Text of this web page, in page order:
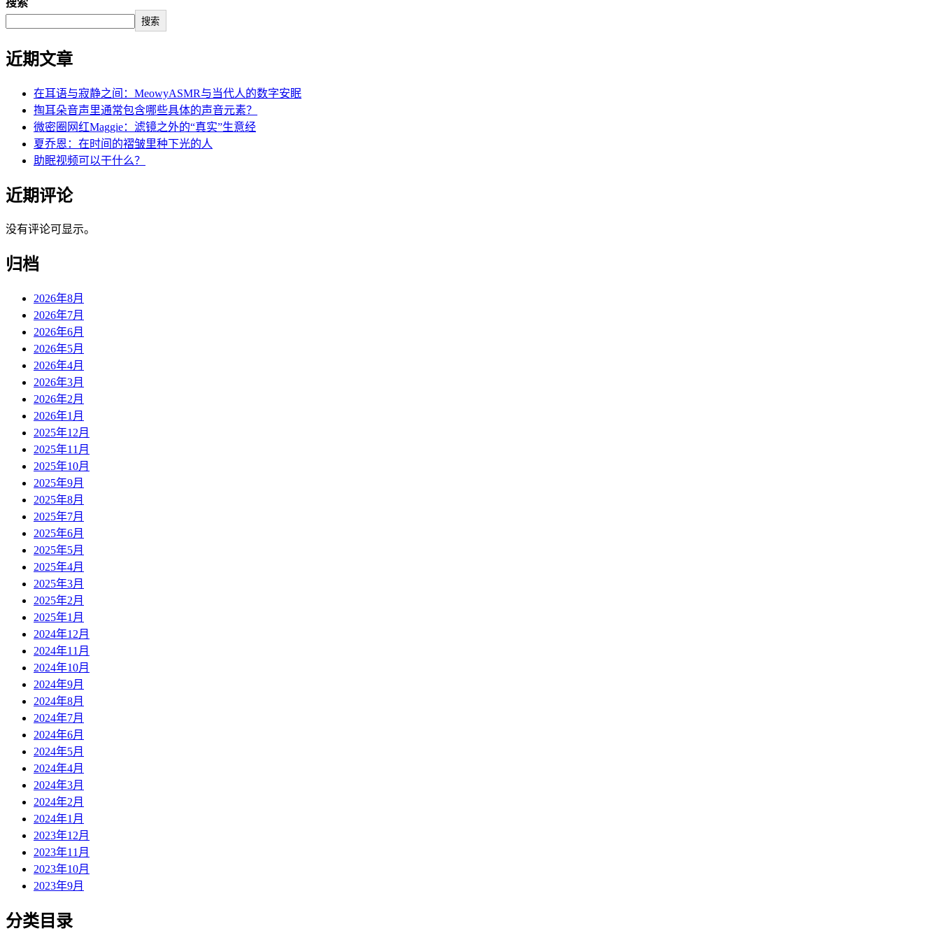
搜索
近期文章
在耳语与寂静之间：MeowyASMR与当代人的数字安眠
掏耳朵音声里通常包含哪些具体的声音元素？
微密圈网红Maggie：滤镜之外的“真实”生意经
夏乔恩：在时间的褶皱里种下光的人
助眠视频可以干什么？
近期评论
没有评论可显示。
归档
2026年8月
2026年7月
2026年6月
2026年5月
2026年4月
2026年3月
2026年2月
2026年1月
2025年12月
2025年11月
2025年10月
2025年9月
2025年8月
2025年7月
2025年6月
2025年5月
2025年4月
2025年3月
2025年2月
2025年1月
2024年12月
2024年11月
2024年10月
2024年9月
2024年8月
2024年7月
2024年6月
2024年5月
2024年4月
2024年3月
2024年2月
2024年1月
2023年12月
2023年11月
2023年10月
2023年9月
分类目录